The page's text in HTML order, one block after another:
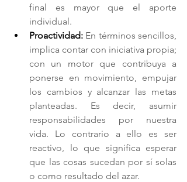
final es mayor que el aporte
individual.
Proactividad: En términos sencillos,
implica contar con iniciativa propia;
con un motor que contribuya a
ponerse en movimiento, empujar
los cambios y alcanzar las metas
planteadas. Es decir, asumir
responsabilidades por nuestra
vida. Lo contrario a ello es ser
reactivo, lo que significa esperar
que las cosas sucedan por sí solas
o como resultado del azar.